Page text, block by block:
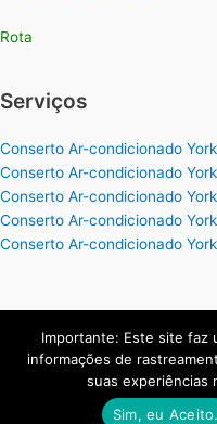
Rota
Serviços
Conserto Ar-condicionado
Conserto Ar-condicionado
Conserto Ar-condicionado
Conserto Ar-condicionado
Conserto Ar-condicionado
Copyright © 2026 York
Importante: Este site faz
informações de
suas experiências
Sim, eu Aceito.